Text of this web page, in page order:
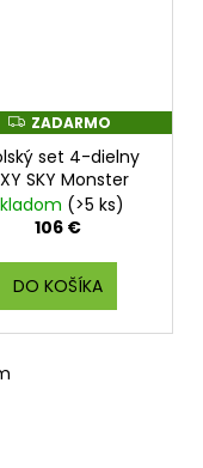
Z
A
D
A
R
M
O
ZADARMO
set 4-dielny
SKY Monster
(>5 ks)
106 €
DO KOŠÍKA